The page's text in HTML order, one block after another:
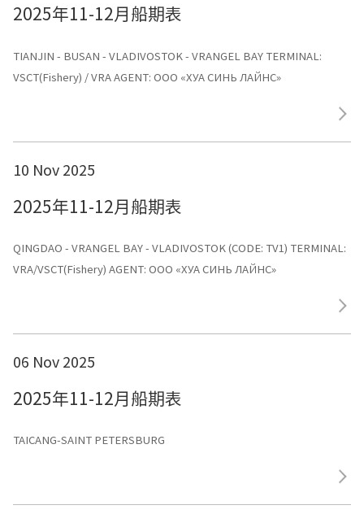
2025年11-12月船期表
TIANJIN - BUSAN - VLADIVOSTOK - VRANGEL BAY TERMINAL:
VSCT(Fishery) / VRA AGENT: ООО «ХУА СИНЬ ЛАЙНС»
10 Nov 2025
2025年11-12月船期表
QINGDAO - VRANGEL BAY - VLADIVOSTOK (CODE: TV1) TERMINAL:
VRA/VSCT(Fishery) AGENT: ООО «ХУА СИНЬ ЛАЙНС»
06 Nov 2025
2025年11-12月船期表
TAICANG-SAINT PETERSBURG